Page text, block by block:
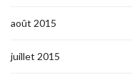
août 2015
juillet 2015